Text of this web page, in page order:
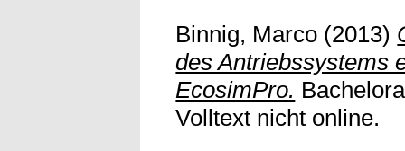
Binnig, Marco (2013)
des Antriebssystems
EcosimPro.
Volltext nicht online.